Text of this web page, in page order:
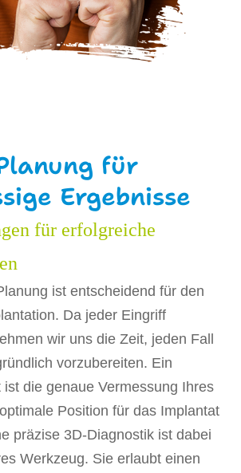
für
Ergebnisse
für erfolgreiche
ist entscheidend für den
Da jeder Eingriff
wir uns die Zeit, jeden Fall
vorzubereiten. Ein
die genaue Vermessung Ihres
Position für das Implantat
präzise 3D-Diagnostik ist dabei
Werkzeug. Sie erlaubt einen